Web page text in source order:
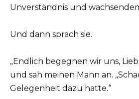
Unverständnis und
Und dann sprach sie.
„Endlich begegnen wir uns,
und sah meinen Mann an.
Gelegenheit dazu hatte.“